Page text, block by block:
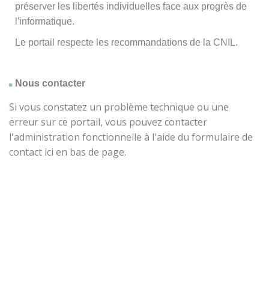
préserver les libertés individuelles face aux progrès de
l'informatique.
Le portail respecte les recommandations de la CNIL.
Nous contacter
Si vous constatez un problème technique ou une
erreur sur ce portail, vous pouvez contacter
l'administration fonctionnelle à l'aide du formulaire de
contact ici en bas de page.